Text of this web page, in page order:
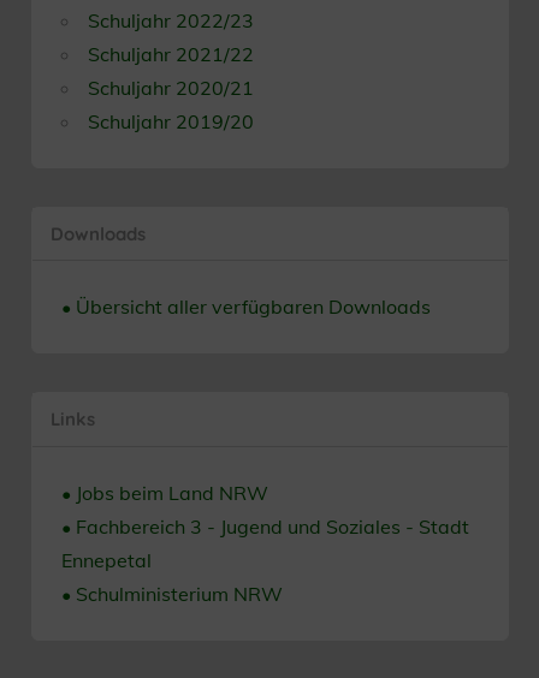
Schuljahr 2022/23
Schuljahr 2021/22
Schuljahr 2020/21
Schuljahr 2019/20
Downloads
• Übersicht aller verfügbaren Downloads
Links
• Jobs beim Land NRW
• Fachbereich 3 - Jugend und Soziales - Stadt
Ennepetal
• Schulministerium NRW